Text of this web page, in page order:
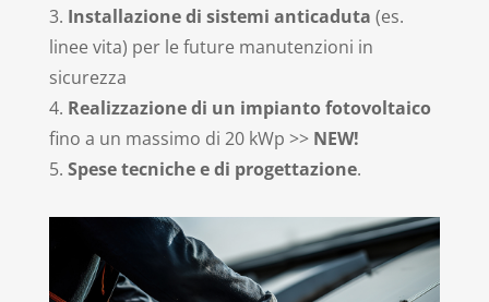
3. Installazione di sistemi anticaduta (es.
linee vita) per le future manutenzioni in
sicurezza
4. Realizzazione di un impianto fotovoltaico
fino a un massimo di 20 kWp >> NEW!
5. Spese tecniche e di progettazione.